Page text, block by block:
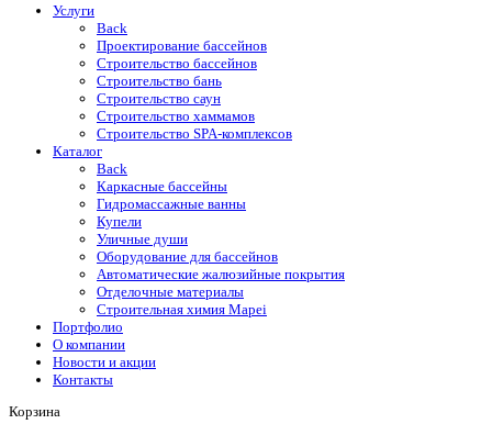
Услуги
Back
Проектирование бассейнов
Строительство бассейнов
Строительство бань
Строительство саун
Строительство хаммамов
Строительство SPA-комплексов
Каталог
Back
Каркасные бассейны
Гидромассажные ванны
Купели
Уличные души
Оборудование для бассейнов
Автоматические жалюзийные покрытия
Отделочные материалы
Строительная химия Mapei
Портфолио
O компании
Новости и акции
Контакты
Корзина